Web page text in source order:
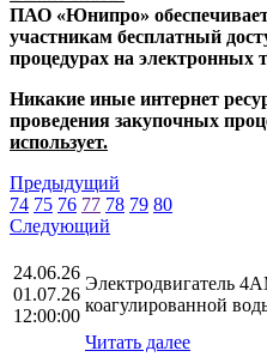
ПАО «Юнипро»
участникам бесплатный
процедурах на электронных
Никакие иные интернет
проведения закупочных
использует.
Предыдущий
74 75 76 77 78 79 80
Следующий
24.06.26
01.07.26
12:00:00
Электродвигатель
коагулированной
Читать далее